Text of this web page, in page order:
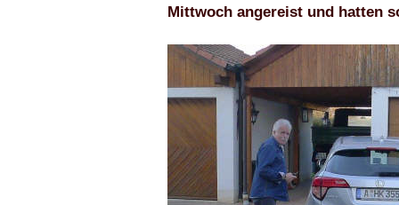
Mittwoch angereist und hatten